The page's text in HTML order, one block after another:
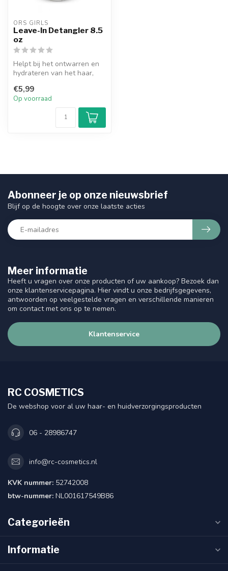
ORS GIRLS
Leave-In Detangler 8.5
oz
Helpt bij het ontwarren en
hydrateren van het haar,
...
€5,99
Op voorraad
Meer informatie
Heeft u vragen over onze producten of uw aankoop? Bezoek dan
onze klantenservicepagina. Hier vindt u onze bedrijfsgegevens,
antwoorden op veelgestelde vragen en verschillende manieren
om contact met ons op te nemen.
Klantenservice
Abonneer je op onze nieuwsbrief
Blijf op de hoogte over onze laatste acties
RC COSMETICS
De webshop voor al uw haar- en huidverzorgingsproducten
06 - 28986747
info@rc-cosmetics.nl
KVK nummer: 52742008
btw-nummer: NL001617549B86
Categorieën
Informatie